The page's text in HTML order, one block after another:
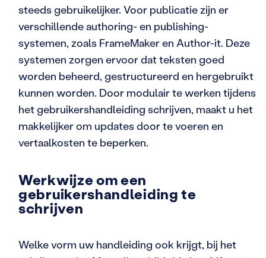
steeds gebruikelijker. Voor publicatie zijn er
verschillende authoring- en publishing-
systemen, zoals FrameMaker en Author-it. Deze
systemen zorgen ervoor dat teksten goed
worden beheerd, gestructureerd en hergebruikt
kunnen worden. Door modulair te werken tijdens
het gebruikershandleiding schrijven, maakt u het
makkelijker om updates door te voeren en
vertaalkosten te beperken.
Werkwijze om een
gebruikershandleiding te
schrijven
Welke vorm uw handleiding ook krijgt, bij het